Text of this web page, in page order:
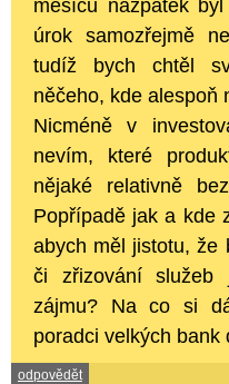
měsíců nazpátek
úrok samozřejmě
tudíž bych chtěl
něčeho, kde alespoň
Nicméně v
nevím, které
nějaké relativně
Popřípadě jak a kde
abych měl jistotu, že
či zřizování služeb
zájmu? Na co si
poradci velkých bank
odpovědět